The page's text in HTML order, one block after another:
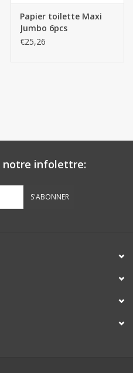
Papier toilette Maxi
Jumbo 6pcs
€25,26
notre infolettre:
S'ABONNER